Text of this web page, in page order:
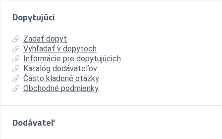
Dopytujúci
Zadať dopyt
Vyhľadať v dopytoch
Informácie pre dopytujúcich
Katalóg dodávateľov
Často kladené otázky
Obchodné podmienky
Dodávateľ